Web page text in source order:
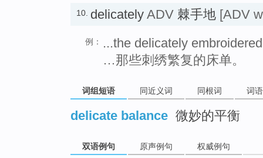
10. delicately ADV 棘手地 [ADV
例：
...the delicately
…那些刺绣繁复的床单。
词组短语 同近义词 同根词 词
delicate balance 微妙的平衡
双语例句 原声例句 权威例句